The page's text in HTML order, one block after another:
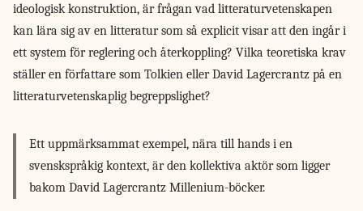
ideologisk konstruktion, är frågan vad litteraturvetenskapen
kan lära sig av en litteratur som så explicit visar att den ingår i
ett system för reglering och återkoppling? Vilka teoretiska krav
ställer en författare som Tolkien eller David Lagercrantz på en
litteraturvetenskaplig begreppslighet?
Ett uppmärksammat exempel, nära till hands i en
svenskspråkig kontext, är den kollektiva aktör som ligger
bakom David Lagercrantz Millenium-böcker.